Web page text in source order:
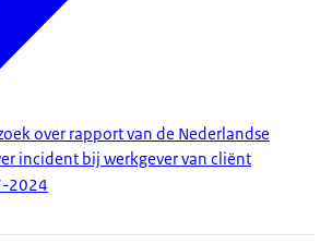
over rapport van de Nederlandse
incident bij werkgever van cliënt
2024